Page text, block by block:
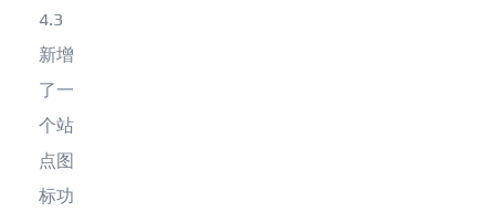
4.3
新增
了一
个站
点图
标功